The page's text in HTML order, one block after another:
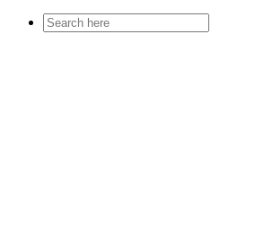
Search
for: